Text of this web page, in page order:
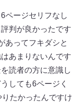
ページセリフなし
判が良かったです
あってフキダシと
あまりないんです
読者の方に意識し
しても6ページく
たかったんですけ